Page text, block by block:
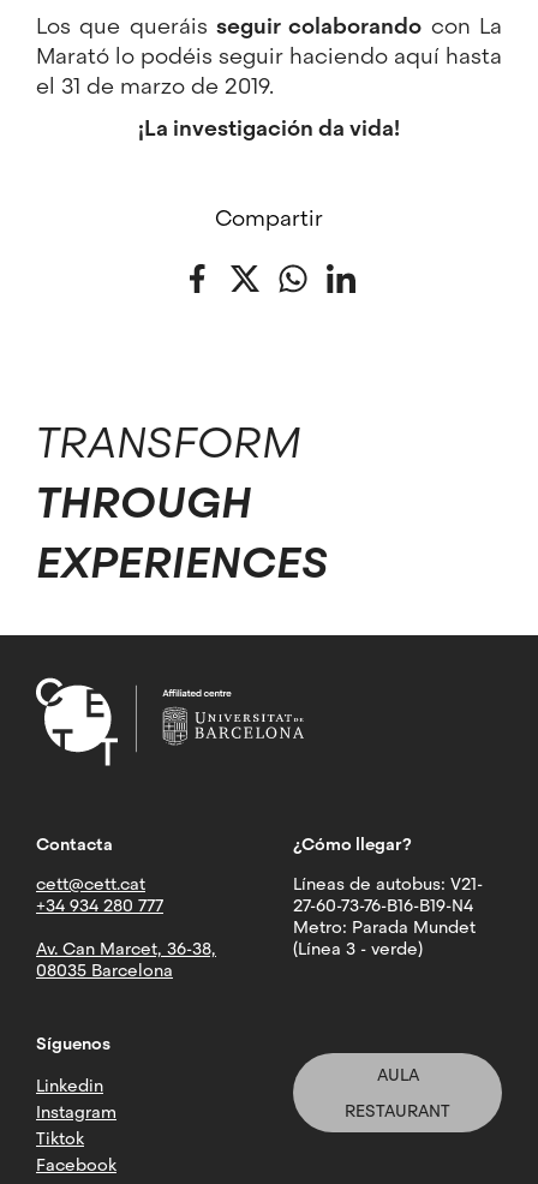
Los que queráis seguir colaborando con La
Marató lo podéis seguir haciendo aquí hasta
el 31 de marzo de 2019.
¡La investigación da vida!
Compartir
Facebook
Twitter WhatsApp
TRANSFORM
THROUGH
EXPERIENCES
Contacta
cett@cett.cat
+34 934 280 777
Av. Can Marcet, 36-38,
08035 Barcelona
¿Cómo llegar?
Líneas de autobus: V21-
27-60-73-76-B16-B19-N4
Metro: Parada Mundet
(Línea 3 - verde)
Síguenos
Linkedin
Instagram
Tiktok
Facebook
AULA
RESTAURANT